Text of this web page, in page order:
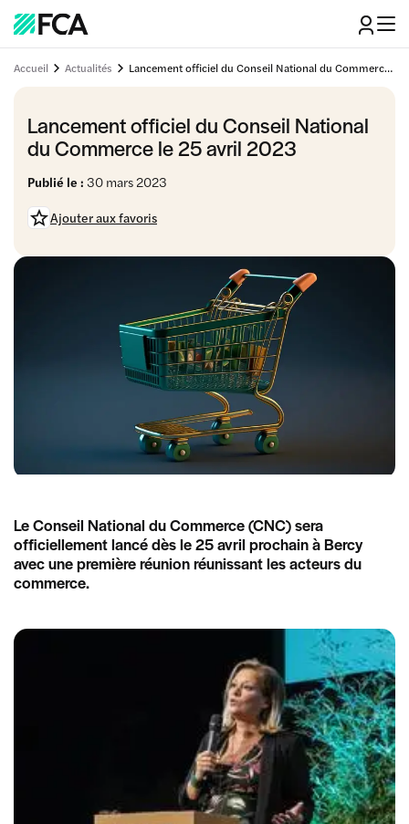
Accueil Actualités Lancement officiel du Conseil National du Commerce le 25 avril 2023
Lancement officiel du Conseil National
du Commerce le 25 avril 2023
Publié le : 30 mars 2023
Ajouter aux favoris
Le Conseil National du Commerce (CNC) sera
officiellement lancé dès le 25 avril prochain à Bercy
avec une première réunion réunissant les acteurs du
commerce.